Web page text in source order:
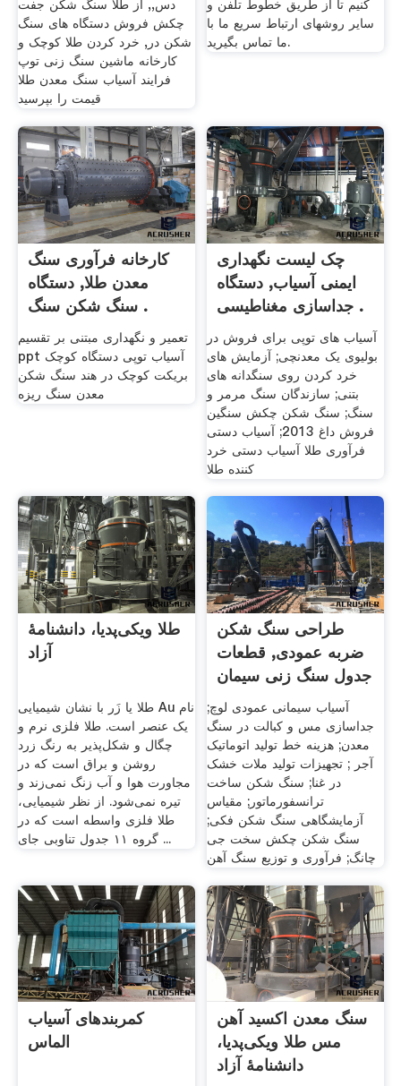
دس,, از طلا سنگ شکن جفت
چکش فروش دستگاه های سنگ
شکن در, خرد کردن طلا کوچک و
کارخانه ماشین سنگ زنی توپ
فرایند آسیاب سنگ معدن طلا
قیمت را بپرسید
کنیم تا از طریق خطوط تلفن و
سایر روشهای ارتباط سریع ما با
ما تماس بگیرید.
کارخانه فرآوری سنگ
معدن طلا, دستگاه
سنگ شکن سنگ .
تعمیر و نگهداری مبتنی بر تقسیم
ppt آسیاب توپی دستگاه کوچک
بریکت کوچک در هند سنگ شکن
معدن سنگ ریزه
چک لیست نگهداری
ایمنی آسیاب, دستگاه
جداسازی مغناطیسی .
آسیاب های توپی برای فروش در
بولیوی یک معدنچی; آزمایش های
خرد کردن روی سنگدانه های
بتنی; سازندگان سنگ مرمر و
سنگ; سنگ شکن چکش سنگین
فروش داغ 2013; آسیاب دستی
فرآوری طلا آسیاب دستی خرد
کننده طلا
طلا ویکی‌پدیا، دانشنامهٔ
آزاد
طلا یا زَر با نشان شیمیایی Au نام
یک عنصر است. طلا فلزی نرم و
چگال و شکل‌پذیر به رنگ زرد
روشن و براق است که در
مجاورت هوا و آب زنگ نمی‌زند و
تیره نمی‌شود. از نظر شیمیایی،
طلا فلزی واسطه است که در
گروه ۱۱ جدول تناوبی جای ...
طراحی سنگ شکن
ضربه عمودی, قطعات
جدول سنگ زنی سیمان
آسیاب سیمانی عمودی لوچ;
جداسازی مس و کبالت در سنگ
معدن; هزینه خط تولید اتوماتیک
آجر ; تجهیزات تولید ملات خشک
در غنا; سنگ شکن ساخت
ترانسفورماتور; مقیاس
آزمایشگاهی سنگ شکن فکی;
سنگ شکن چکش سخت جی
چانگ; فرآوری و توزیع سنگ آهن
کمربندهای آسیاب
الماس
سنگ معدن اکسید آهن
مس طلا ویکی‌پدیا،
دانشنامهٔ آزاد